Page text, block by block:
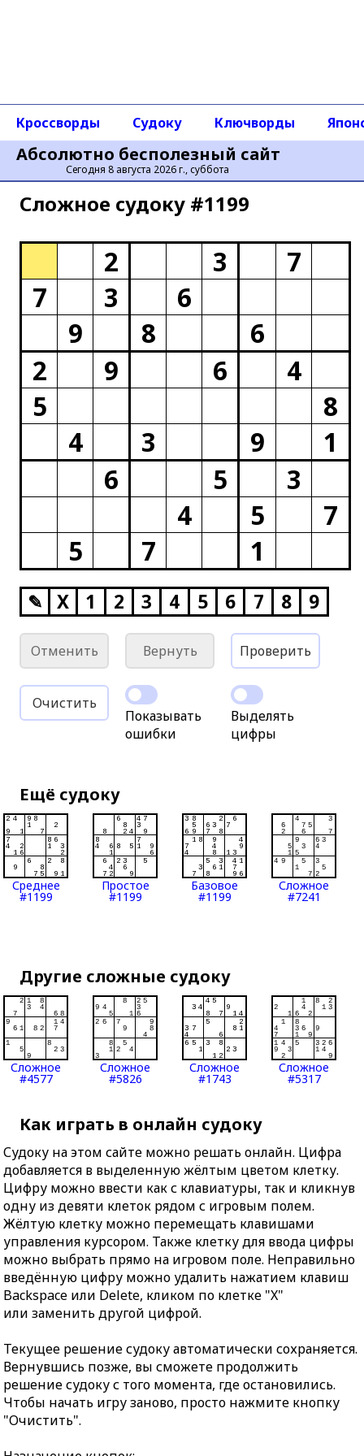
Абсолютно бесполезный сайт
Сегодня 8 августа 2026 г., суббота
Кроссворды Судоку Ключворды
Сложное cудоку #1199
2 3
7
7
3
6
9
8
6
2
9 6
4
5
8
4
3 9
1
6
5
3
4
5
7
5
7 1
✎ X 1 2 3 4 5 6 7 8 9
Отменить Вернуть Проверить
Очистить
Показывать
ошибки
Выделять
цифры
Ещё судоку
Среднее
#1199
Простое
#1199
Базовое
#1199
Сложное
#7241
Другие сложные судоку
Сложное
#4577
Сложное
#5826
Сложное
#1743
Сложное
#5317
Как играть в онлайн судоку
Судоку на этом сайте можно решать онлайн. Цифра
добавляется в выделенную жёлтым цветом клетку.
Цифру можно ввести как с клавиатуры, так и кликнув
одну из девяти клеток рядом с игровым полем.
Жёлтую клетку можно перемещать клавишами
управления курсором. Также клетку для ввода цифры
можно выбрать прямо на игровом поле. Неправильно
введённую цифру можно удалить нажатием клавиш
Backspace или Delete, кликом по клетке "X"
или заменить другой цифрой.
Текущее решение судоку автоматически сохраняется.
Вернувшись позже, вы сможете продолжить
решение судоку с того момента, где остановились.
Чтобы начать игру заново, просто нажмите кнопку
"Очистить".